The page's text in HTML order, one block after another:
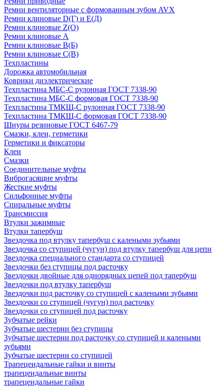
Ремни вентиляторные с формованным зубом AVX
Ремни клиновые D(Г) и Е(Д)
Ремни клиновые Z(О)
Ремни клиновые А
Ремни клиновые В(Б)
Ремни клиновые С(В)
Техпластины
Дорожка автомобильная
Коврики диэлектрические
Техпластина МБС-С рулонная ГОСТ 7338-90
Техпластина МБС-С формовая ГОСТ 7338-90
Техпластина ТМКЩ-С рулонная ГОСТ 7338-90
Техпластина ТМКЩ-С формовая ГОСТ 7338-90
Шнуры резиновые ГОСТ 6467-79
Смазки, клеи, герметики
Герметики и фиксаторы
Клеи
Смазки
Соединительные муфты
Виброгасящие муфты
Жесткие муфты
Сильфонные муфты
Спиральные муфты
Трансмиссия
Втулки зажимные
Втулки тапербуш
Звездочка под втулку тапербуш c калеными зубьями
Звездочка со ступицей (чугун) под втулку тапербуш для цепи
Звездочка специального стандарта со ступицей
Звездочки без ступицы под расточку
Звездочки двойные для однорядных цепей под тапербуш
Звездочки под втулку тапербуш
Звездочки под расточку со ступицей с калеными зубьями
Звездочки со ступицей (чугун) под расточку
Звездочки со ступицей под расточку
Зубчатые рейки
Зубчатые шестерни без ступицы
Зубчатые шестерни под расточку со ступицей и калеными
зубьями
Зубчатые шестерни со ступицей
Трапецеидальные гайки и винты
трапецеидальные винты
трапецеидальные гайки